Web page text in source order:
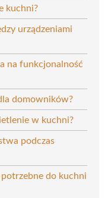
kuchni?
urządzeniami
na funkcjonalność
domowników?
w kuchni?
podczas
do kuchni